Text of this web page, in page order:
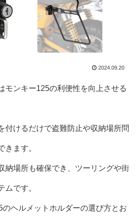
2024.09.20
モンキー125の利便性を向上させる
付けるだけで盗難防止や収納場所問
きます。
納場所も確保でき、ツーリングや街
ムです。
ヘルメットホルダーの選び方とお